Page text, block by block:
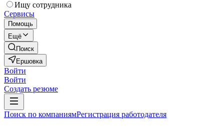
Ищу сотрудника
Сервисы
Помощь
Ещё
Поиск
Ершовка
Войти
Войти
Создать резюме
Поиск по компаниямРегистрация работодателя